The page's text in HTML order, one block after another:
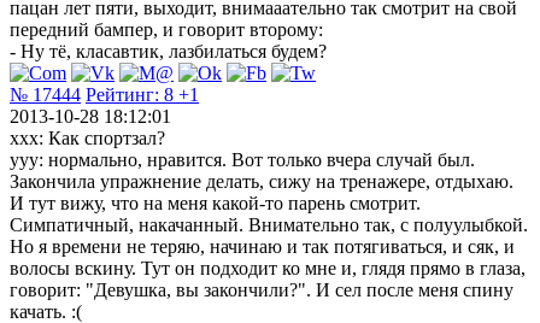
пацан лет пяти, выходит, внимааательно так смотрит на свой
передний бампер, и говорит второму:
- Ну тё, класавтик, лазбилаться будем?
№ 17444 Рейтинг: 8 +1
2013-10-28 18:12:01
ххх: Как спортзал?
ууу: нормально, нравится. Вот только вчера случай был.
Закончила упражнение делать, сижу на тренажере, отдыхаю.
И тут вижу, что на меня какой-то парень смотрит.
Симпатичный, накачанный. Внимательно так, с полуулыбкой.
Но я времени не теряю, начинаю и так потягиваться, и сяк, и
волосы вскину. Тут он подходит ко мне и, глядя прямо в глаза,
говорит: "Девушка, вы закончили?". И сел после меня спину
качать. :(